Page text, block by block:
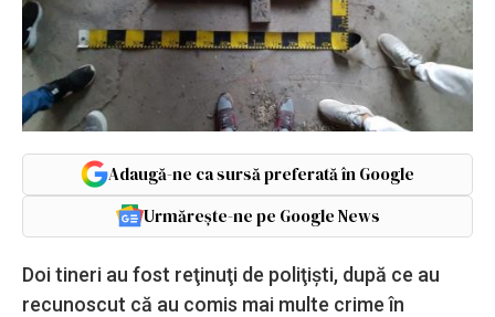
Adaugă-ne ca sursă preferată în Google
Urmărește-ne pe Google News
Doi tineri au fost reţinuţi de poliţişti, după ce au
recunoscut că au comis mai multe crime în